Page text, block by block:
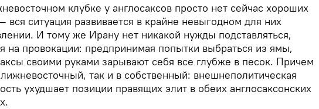
клубке у англосаксов просто нет сейчас хороших
вся ситуация развивается в крайне невыгодном для них
И тому же Ирану нет никакой нужды подставляться,
на провокации: предпринимая попытки выбраться из ямы,
своими руками зарывают себя все глубже в песок. Причем
так и в собственный: внешнеполитическая
ухудшает позиции правящих элит в обеих англосаксонских